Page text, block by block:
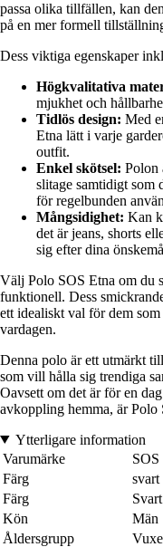
passa olika tillfällen, kan
på en mer formell
Dess viktiga egenskaper
Högkvalitativa
mjukhet och
Tidlös design: Med
Etna lätt i varje
outfit.
Enkel skötsel: Polon
slitage samtidigt som
för regelbunden
Mångsidighet: Kan
det är jeans, shorts
sig efter dina
Välj Polo SOS Etna om du
funktionell. Dess
ett idealiskt val för dem
vardagen.
Denna polo är ett utmärkt
som vill hålla sig trendiga
Oavsett om det är för en
avkoppling hemma, är Polo
Ytterligare information
Varumärke
SOS
Färg
Färg
Svart
Kön
Män
Åldersgrupp